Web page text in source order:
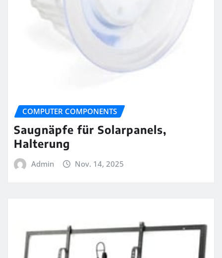
COMPUTER COMPONENTS
Saugnäpfe für Solarpanels,
Halterung
Admin Nov. 14, 2025